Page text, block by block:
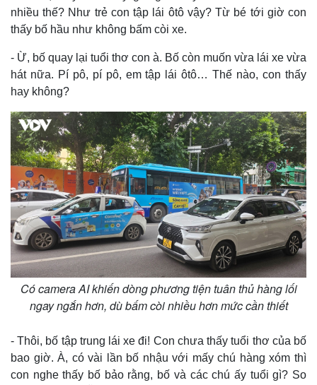
nhiều thế? Như trẻ con tập lái ôtô vậy? Từ bé tới giờ con
thấy bố hầu như không bấm còi xe.
- Ừ, bố quay lại tuổi thơ con à. Bố còn muốn vừa lái xe vừa
hát nữa. Pí pô, pí pô, em tập lái ôtô… Thế nào, con thấy
hay không?
Có camera AI khiến dòng phương tiện tuân thủ hàng lối
ngay ngắn hơn, dù bấm còi nhiều hơn mức cần thiết
- Thôi, bố tập trung lái xe đi! Con chưa thấy tuổi thơ của bố
bao giờ. À, có vài lần bố nhậu với mấy chú hàng xóm thì
con nghe thấy bố bảo rằng, bố và các chú ấy tuổi gì? So